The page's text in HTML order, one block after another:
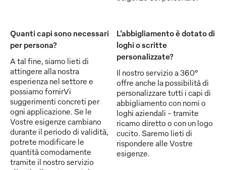
Quanti capi sono necessari
per persona?
A tal fine, siamo lieti di
attingere alla nostra
esperienza nel settore e
possiamo fornirVi
suggerimenti concreti per
ogni applicazione. Se le
Vostre esigenze cambiano
durante il periodo di validità,
potrete modificare le
quantità comodamente
tramite il nostro servizio
L'abbigliamento è dotato di
loghi o scritte
personalizzate?
Il nostro servizio a 360°
offre anche la possibilità di
personalizzare tutti i capi di
abbigliamento con nomi o
loghi aziendali - tramite
ricamo diretto o con un logo
cucito. Saremo lieti di
rispondere alle Vostre
esigenze.